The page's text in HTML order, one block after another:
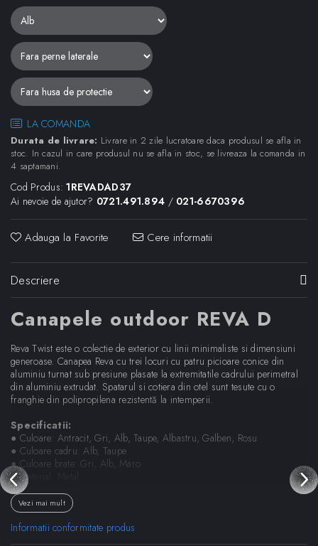
LA COMANDA
Durata de livrare: Livrare in 2 zile lucratoare daca produsul se afla in
stoc. In cazul in care produsul nu se afla in stoc, se livreaza la comanda in
4 saptamani.
Cod Produs: 1REVADAD37
Ai nevoie de ajutor? 0721.491.894 / 021-6670396
Adauga la Favorite Cere informatii
Descriere
Canapele outdoor REVA D
Reva Twist este o colectie de exterior cu linii minimaliste si dimensiuni
generoase. Canapea Reva cu trei locuri cu patru picioare conice din
aluminiu turnat sub presiune plasate la extremitatile cadrului perimetral
din aluminiu extrudat. Spatarul si cotiera din otel sunt tesute cu o
franghie din polipropilena rezistentă la intemperii.
Specificatii:
● Culoare: Antracit, Gri, Alb, Taupe, Albastru, Galben, Rosu
● Culoare cadru: Alb, Taupe
● Culoare brate: Gri, Alb, Maro
● Material: Metal
● Tapiterie: Material textil
● Pentru exterior
● Dimensiuni (LxAxH): 195 x 81 x 85 cm
Vezi mai mult
Informatii conformitate produs